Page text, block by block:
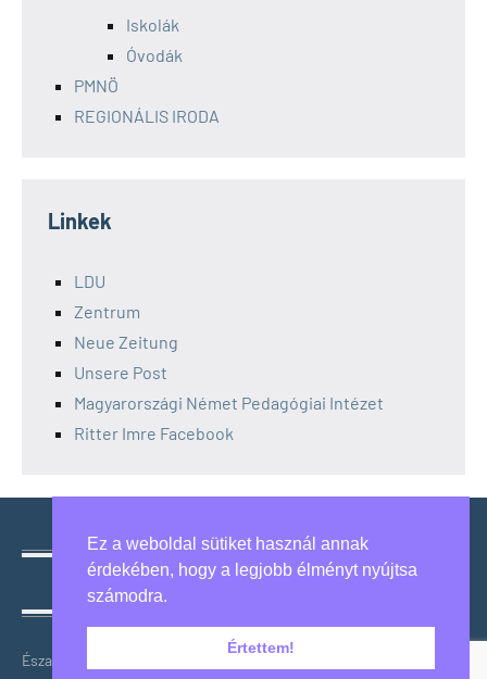
Iskolák
Óvodák
PMNÖ
REGIONÁLIS IRODA
Linkek
LDU
Zentrum
Neue Zeitung
Unsere Post
Magyarországi Német Pedagógiai Intézet
Ritter Imre Facebook
Hagyományaink megőrzése, közösségeink erősítése.
Észak-magyarországi Német Önkormányzatok Szövetsége,
Ez a weboldal sütiket használ annak
érdekében, hogy a legjobb élményt nyújtsa
számodra.
Értettem!